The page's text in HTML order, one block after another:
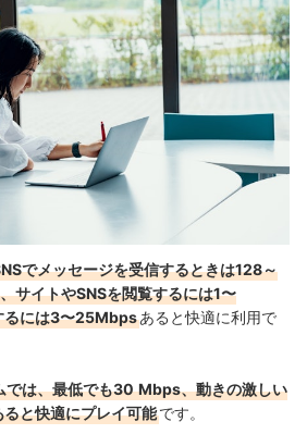
でメッセージを受信するときは128～
サイトやSNSを閲覧するには1〜
るには3〜25Mbpsあると快適に利用で
では、最低でも30 Mbps、動きの激しい
と快適にプレイ可能です。